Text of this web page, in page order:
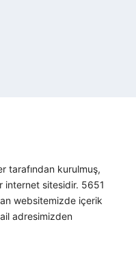
tarafından kurulmuş,
internet sitesidir. 5651
websitemizde içerik
adresimizden